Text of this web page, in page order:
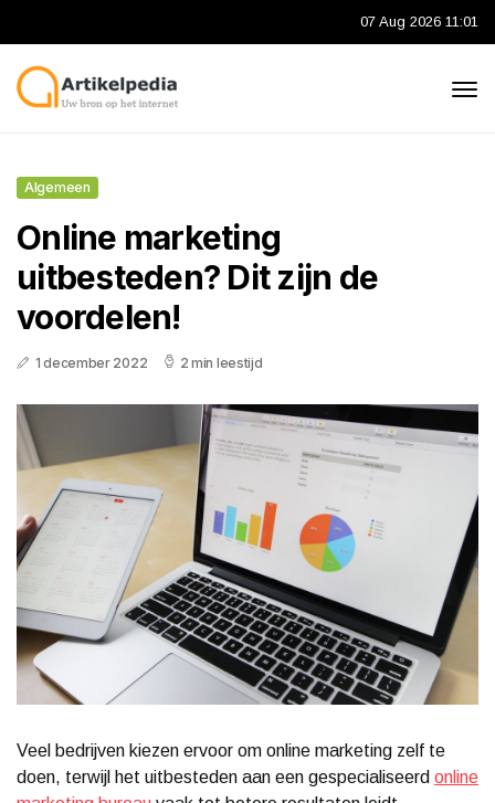
07 Aug 2026 11:01
Algemeen
Online marketing
uitbesteden? Dit zijn de
voordelen!
1 december 2022 2 min leestijd
Veel bedrijven kiezen ervoor om online marketing zelf te
doen, terwijl het uitbesteden aan een gespecialiseerd online